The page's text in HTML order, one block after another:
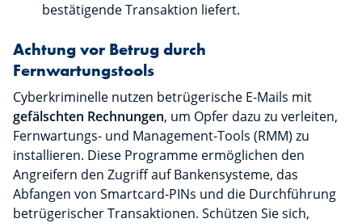
bestätigende Transaktion liefert.
Achtung vor Betrug durch
Fernwartungstools
Cyberkriminelle nutzen betrügerische E-Mails mit
gefälschten Rechnungen, um Opfer dazu zu verleiten,
Fernwartungs- und Management-Tools (RMM) zu
installieren. Diese Programme ermöglichen den
Angreifern den Zugriff auf Bankensysteme, das
Abfangen von Smartcard-PINs und die Durchführung
betrügerischer Transaktionen. Schützen Sie sich,